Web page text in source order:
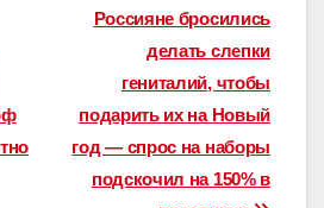
Россияне бросились
делать слепки
гениталий, чтобы
подарить их на Новый
год — спрос на наборы
подскочил на 150% в